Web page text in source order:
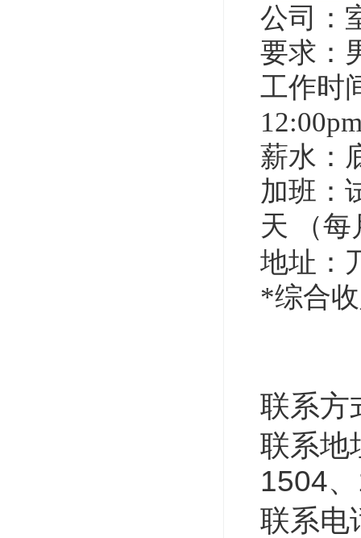
公司：
要求：
工作时
薪水：
加班：
天
（
地址：
*综合
联系方
联系地
1504、
联系电